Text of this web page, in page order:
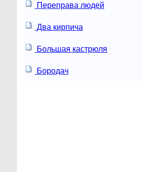
Переправа людей
Два кирпича
Большая кастрюля
Бородач